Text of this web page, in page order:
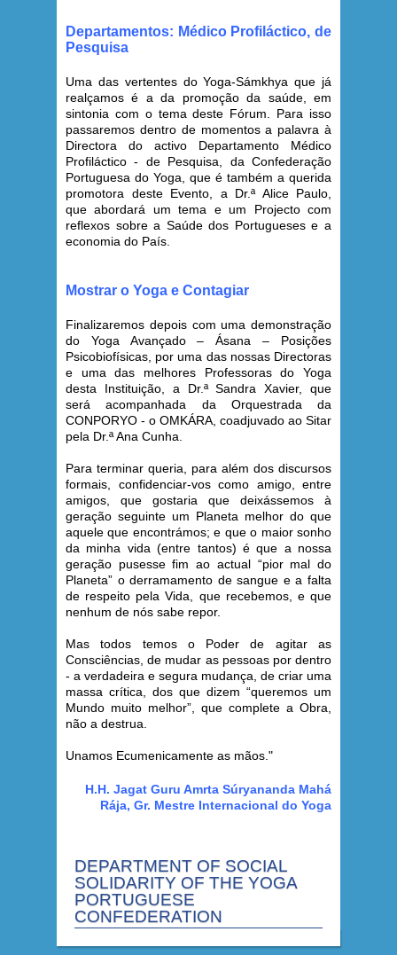
Departamentos: Médico Profiláctico, de
Pesquisa
Uma das vertentes do Yoga-Sámkhya que já
realçamos é a da promoção da saúde, em
sintonia com o tema deste Fórum. Para isso
passaremos dentro de momentos a palavra à
Directora do activo Departamento Médico
Profiláctico - de Pesquisa, da Confederação
Portuguesa do Yoga, que é também a querida
promotora deste Evento, a Dr.ª Alice Paulo,
que abordará um tema e um Projecto com
reflexos sobre a Saúde dos Portugueses e a
economia do País.
Mostrar o Yoga e Contagiar
Finalizaremos depois com uma demonstração
do Yoga Avançado – Ásana – Posições
Psicobiofísicas, por uma das nossas Directoras
e uma das melhores Professoras do Yoga
desta Instituição, a Dr.ª Sandra Xavier, que
será acompanhada da Orquestrada da
CONPORYO - o OMKÁRA, coadjuvado ao Sitar
pela Dr.ª Ana Cunha.
Para terminar queria, para além dos discursos
formais, confidenciar-vos como amigo, entre
amigos, que gostaria que deixássemos à
geração seguinte um Planeta melhor do que
aquele que encontrámos; e que o maior sonho
da minha vida (entre tantos) é que a nossa
geração pusesse fim ao actual “pior mal do
Planeta” o derramamento de sangue e a falta
de respeito pela Vida, que recebemos, e que
nenhum de nós sabe repor.
Mas todos temos o Poder de agitar as
Consciências, de mudar as pessoas por dentro
- a verdadeira e segura mudança, de criar uma
massa crítica, dos que dizem “queremos um
Mundo muito melhor”, que complete a Obra,
não a destrua.
Unamos Ecumenicamente as mãos."
H.H. Jagat Guru Amrta Súryananda Mahá
Rája, Gr. Mestre Internacional do Yoga
DEPARTMENT OF SOCIAL
SOLIDARITY OF THE YOGA
PORTUGUESE
CONFEDERATION